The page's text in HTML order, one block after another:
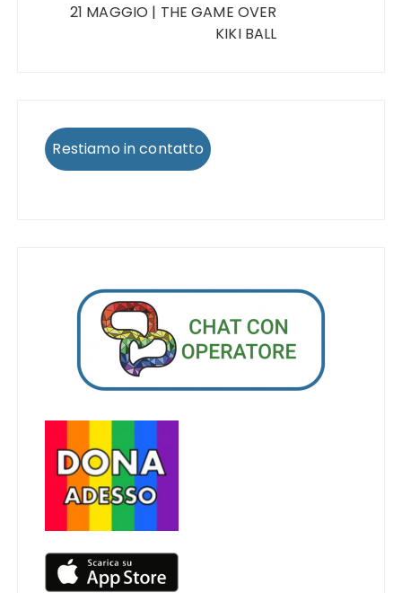
21 MAGGIO | THE GAME OVER
KIKI BALL
Restiamo in contatto